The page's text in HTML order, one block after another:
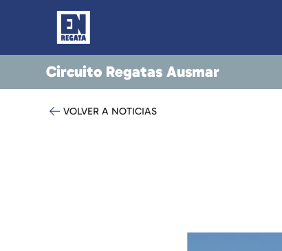
Circuito Regatas Ausmar
VOLVER A NOTICIAS